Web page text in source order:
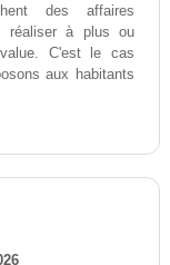
des affaires
réaliser à plus ou
C'est le cas
aux habitants